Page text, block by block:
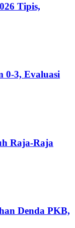
Tipis,
0-3, Evaluasi
Raja-Raja
Denda PKB,